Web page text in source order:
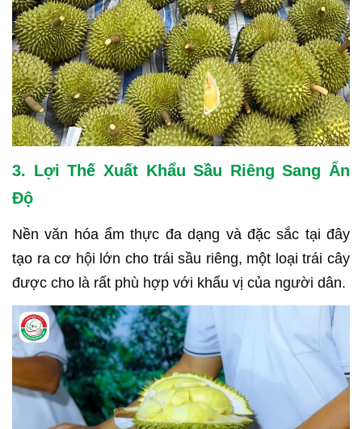
3. Lợi Thế Xuất Khẩu Sầu Riêng Sang Ấn
Độ
Nền văn hóa ẩm thực đa dạng và đặc sắc tại đây
tạo ra cơ hội lớn cho trái sầu riêng, một loại trái cây
được cho là rất phù hợp với khẩu vị của người dân.